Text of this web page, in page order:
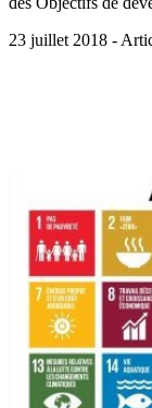
23 juillet 2018 -